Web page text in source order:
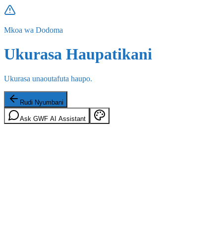
Mkoa wa Dodoma
Ukurasa Haupatikani
Ukurasa unaoutafuta haupo.
Rudi Nyumbani
Ask GWF AI Assistant